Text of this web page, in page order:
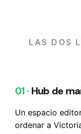
LAS DOS
01 · Hub de
Un espacio
ordenar a